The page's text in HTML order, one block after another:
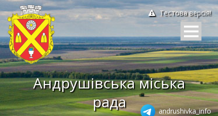
Тестова версія!
Андрушівська міська
рада
andrushivka_info